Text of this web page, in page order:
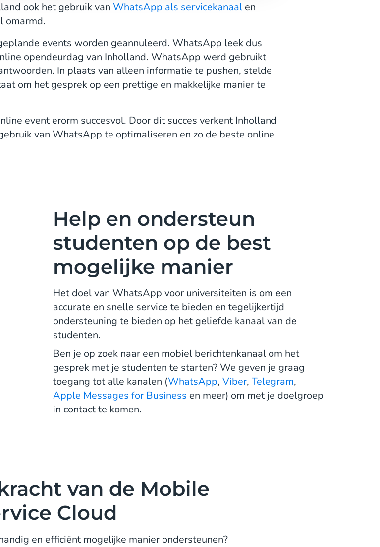
ook het gebruik vanWhatsApp als servicekanaal en
omarmd.
events worden geannuleerd. WhatsApp leek dus
opendeurdag van Inholland. WhatsApp werd gebruikt
In plaats van alleen informatie te pushen, stelde
om het gesprek op een prettige en makkelijke manier te
event erorm succesvol. Door dit succes verkent Inholland
van WhatsApp te optimaliseren en zo de beste online
Help en ondersteun
studenten op de best
mogelijke manier
Het doel van WhatsApp voor universiteiten is om een
accurate en snelle service te bieden en tegelijkertijd
ondersteuning te bieden op het geliefde kanaal van de
studenten.
Ben je op zoek naar een mobiel berichtenkanaal om het
gesprek met je studenten te starten? We geven je graag
toegang tot alle kanalen (WhatsApp, Viber, Telegram,
Apple Messages for Business en meer) om met je doelgroep
in contact te komen.
van de Mobile
Cloud
en efficiënt mogelijke manier ondersteunen?